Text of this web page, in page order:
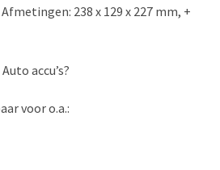
238 x 129 x 227 mm, +
accu’s?
voor o.a.: